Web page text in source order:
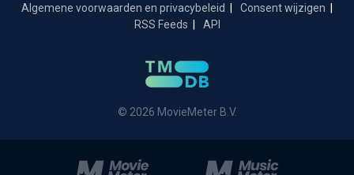
Algemene voorwaarden en privacybeleid
Consent wijzigen
RSS Feeds
API
© 2026 MovieMeter B.V.